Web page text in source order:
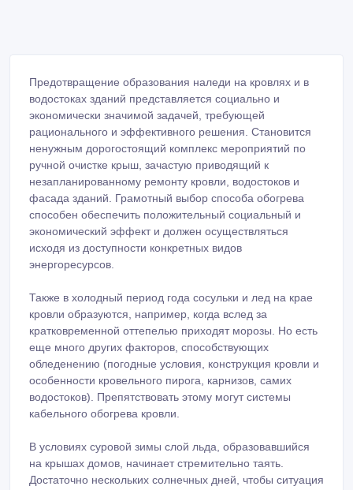
Предотвращение образования наледи на кровлях и в
водостоках зданий представляется социально и
экономически значимой задачей, требующей
рационального и эффективного решения. Становится
ненужным дорогостоящий комплекс мероприятий по
ручной очистке крыш, зачастую приводящий к
незапланированному ремонту кровли, водостоков и
фасада зданий. Грамотный выбор способа обогрева
способен обеспечить положительный социальный и
экономический эффект и должен осуществляться
исходя из доступности конкретных видов
энергоресурсов.
Также в холодный период года сосульки и лед на крае
кровли образуются, например, когда вслед за
кратковременной оттепелью приходят морозы. Но есть
еще много других факторов, способствующих
обледенению (погодные условия, конструкция кровли и
особенности кровельного пирога, карнизов, самих
водостоков). Препятствовать этому могут системы
кабельного обогрева кровли.
В условиях суровой зимы слой льда, образовавшийся
на крышах домов, начинает стремительно таять.
Достаточно нескольких солнечных дней, чтобы ситуация